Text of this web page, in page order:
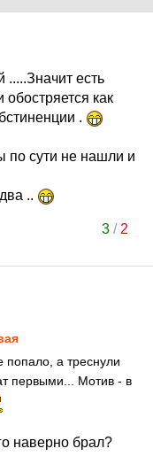
есть
обостряется как
.
по сути не нашли и
..
3/ 2
попало, а треснули
первыми... Мотив - в
наверно брал?